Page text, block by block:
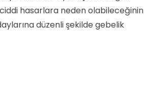
ciddi hasarlara neden olabileceğinin
düzenli şekilde gebelik